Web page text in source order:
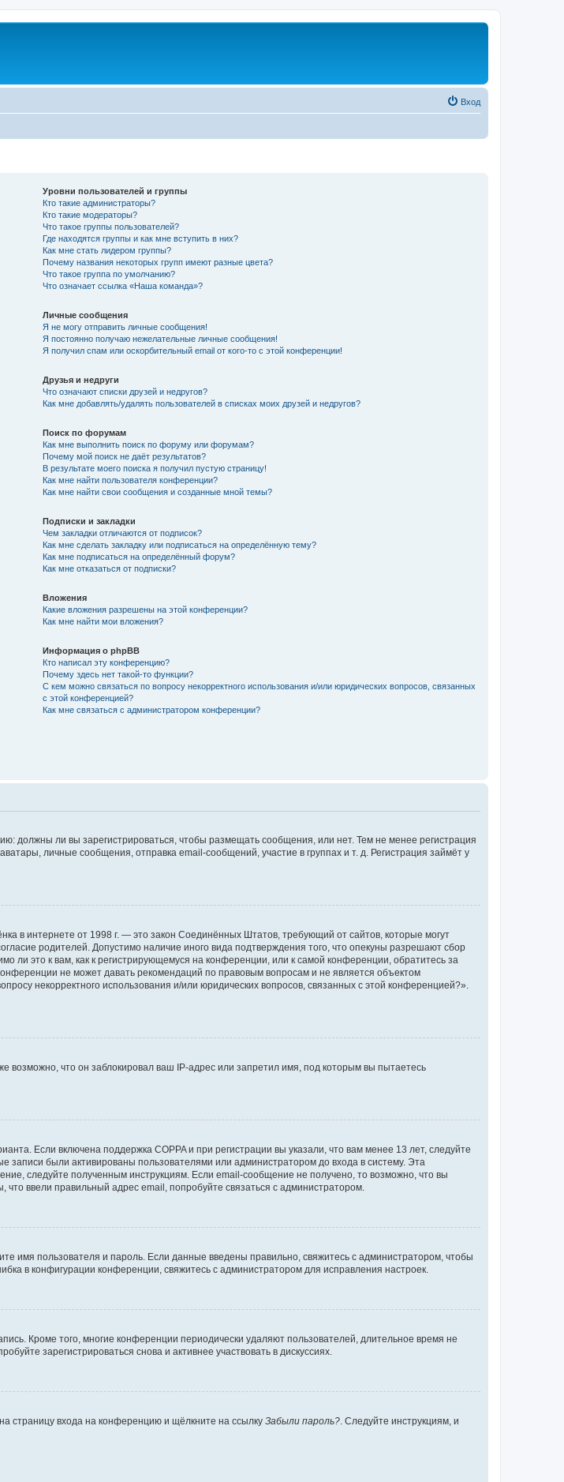
Вход
Уровни пользователей и группы
Кто такие администраторы?
Кто такие модераторы?
Что такое группы пользователей?
Где находятся группы и как мне вступить в них?
Как мне стать лидером группы?
Почему названия некоторых групп имеют разные цвета?
Что такое группа по умолчанию?
Что означает ссылка «Наша команда»?
Личные сообщения
Я не могу отправить личные сообщения!
Я постоянно получаю нежелательные личные сообщения!
Я получил спам или оскорбительный email от кого-то с этой конференции!
Друзья и недруги
Что означают списки друзей и недругов?
Как мне добавлять/удалять пользователей в списках моих друзей и недругов?
Поиск по форумам
Как мне выполнить поиск по форуму или форумам?
Почему мой поиск не даёт результатов?
В результате моего поиска я получил пустую страницу!
Как мне найти пользователя конференции?
Как мне найти свои сообщения и созданные мной темы?
Подписки и закладки
Чем закладки отличаются от подписок?
Как мне сделать закладку или подписаться на определённую тему?
Как мне подписаться на определённый форум?
Как мне отказаться от подписки?
Вложения
Какие вложения разрешены на этой конференции?
Как мне найти мои вложения?
Информация о phpBB
Кто написал эту конференцию?
Почему здесь нет такой-то функции?
С кем можно связаться по вопросу некорректного использования и/или юридических вопросов, связанных
с этой конференцией?
Как мне связаться с администратором конференции?
должны ли вы зарегистрироваться, чтобы размещать сообщения, или нет. Тем не менее регистрация
личные сообщения, отправка email-сообщений, участие в группах и т. д. Регистрация займёт у
в интернете от 1998 г. — это закон Соединённых Штатов, требующий от сайтов, которые могут
родителей. Допустимо наличие иного вида подтверждения того, что опекуны разрешают сбор
это к вам, как к регистрирующемуся на конференции, или к самой конференции, обратитесь за
не может давать рекомендаций по правовым вопросам и не является объектом
некорректного использования и/или юридических вопросов, связанных с этой конференцией?».
что он заблокировал ваш IP-адрес или запретил имя, под которым вы пытаетесь
Если включена поддержка COPPA и при регистрации вы указали, что вам менее 13 лет, следуйте
были активированы пользователями или администратором до входа в систему. Эта
следуйте полученным инструкциям. Если email-сообщение не получено, то возможно, что вы
ввели правильный адрес email, попробуйте связаться с администратором.
имя пользователя и пароль. Если данные введены правильно, свяжитесь с администратором, чтобы
в конфигурации конференции, свяжитесь с администратором для исправления настроек.
Кроме того, многие конференции периодически удаляют пользователей, длительное время не
зарегистрироваться снова и активнее участвовать в дискуссиях.
страницу входа на конференцию и щёлкните на ссылку Забыли пароль? . Следуйте инструкциям, и